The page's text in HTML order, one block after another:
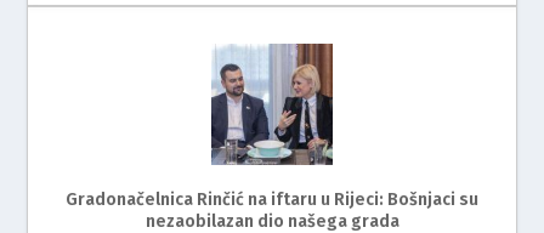
Gradonačelnica Rinčić na iftaru u Rijeci: Bošnjaci su
nezaobilazan dio našega grada